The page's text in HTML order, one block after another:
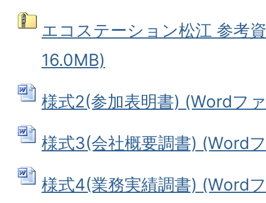
エコステーション松江 参考
16.0MB)
様式2(参加表明書) (Wordフ
様式3(会社概要調書) (Word
様式4(業務実績調書) (Word